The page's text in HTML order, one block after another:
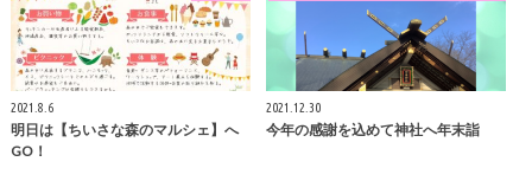
2021.8.6
明日は【ちいさな森のマルシェ】へ
GO！
2021.12.30
今年の感謝を込めて神社へ年末詣